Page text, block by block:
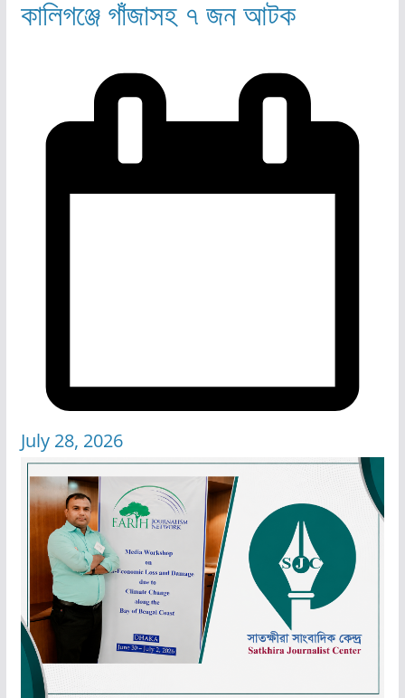
কালিগঞ্জে গাঁজাসহ ৭ জন আটক
July 28, 2026